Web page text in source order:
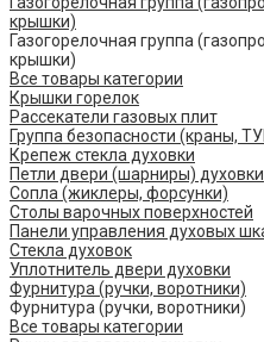
крышки)
Газогорелочная группа
крышки)
Все товары категории
Крышки горелок
Рассекатели газовых плит
Группа безопасности (краны,
Крепеж стекла духовки
Петли двери (шарниры) духовки
Сопла (жиклеры, форсунки)
Столы варочных поверхностей
Панели управления духовых
Стекла духовок
Уплотнитель двери духовки
Фурнитура (ручки, воротники)
Фурнитура (ручки, воротники)
Все товары категории